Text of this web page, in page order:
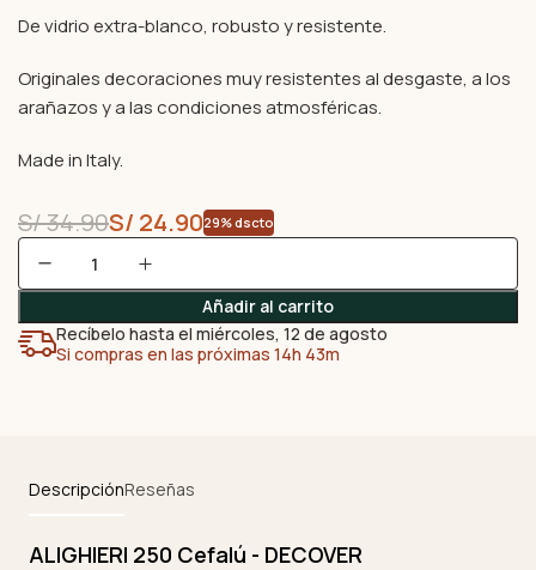
De vidrio extra-blanco, robusto y resistente.
Originales decoraciones muy resistentes al desgaste, a los
arañazos y a las condiciones atmosféricas.
Made in Italy.
S/34.90S/ 24.9029% dscto
Añadir al carrito
Recíbelo hasta el miércoles, 12 de agosto
Si compras en las próximas 14h 43m
DescripciónReseñas
ALIGHIERI 250 Cefalú - DECOVER